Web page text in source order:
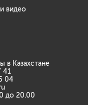
видео
в Казахстане
41
04
до 20.00